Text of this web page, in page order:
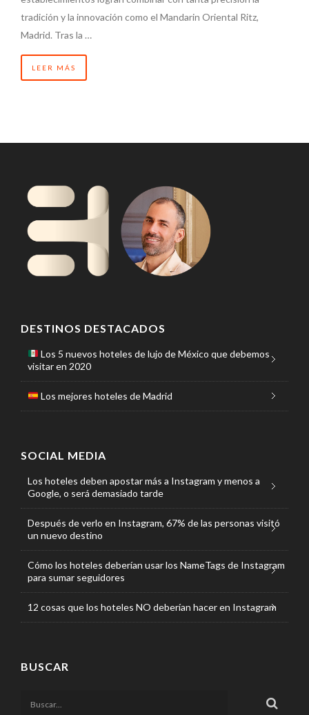
tradición y la innovación como el Mandarin Oriental Ritz,
Madrid. Tras la …
LEER MÁS
DESTINOS DESTACADOS
Los 5 nuevos hoteles de lujo de México que debemos
visitar en 2020
Los mejores hoteles de Madrid
SOCIAL MEDIA
Los hoteles deben apostar más a Instagram y menos a
Google, o será demasiado tarde
Después de verlo en Instagram, 67% de las personas visitó
un nuevo destino
Cómo los hoteles deberían usar los NameTags de Instagram
para sumar seguidores
12 cosas que los hoteles NO deberían hacer en Instagram
BUSCAR